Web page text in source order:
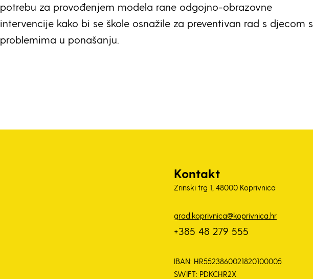
potrebu za provođenjem modela rane odgojno-obrazovne
intervencije kako bi se škole osnažile za preventivan rad s djecom s
problemima u ponašanju.
Kontakt
Zrinski trg 1, 48000 Koprivnica
grad.koprivnica@koprivnica.hr
+385 48 279 555
IBAN: HR5523860021820100005
SWIFT: PDKCHR2X